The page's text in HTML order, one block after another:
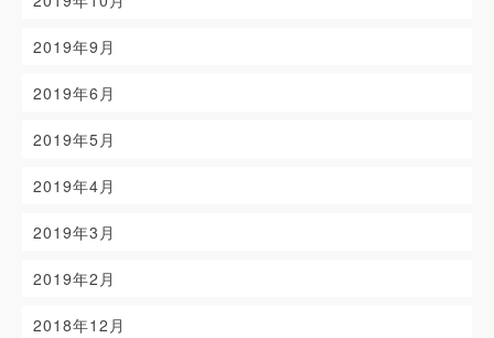
2019年9月
2019年6月
2019年5月
2019年4月
2019年3月
2019年2月
2018年12月